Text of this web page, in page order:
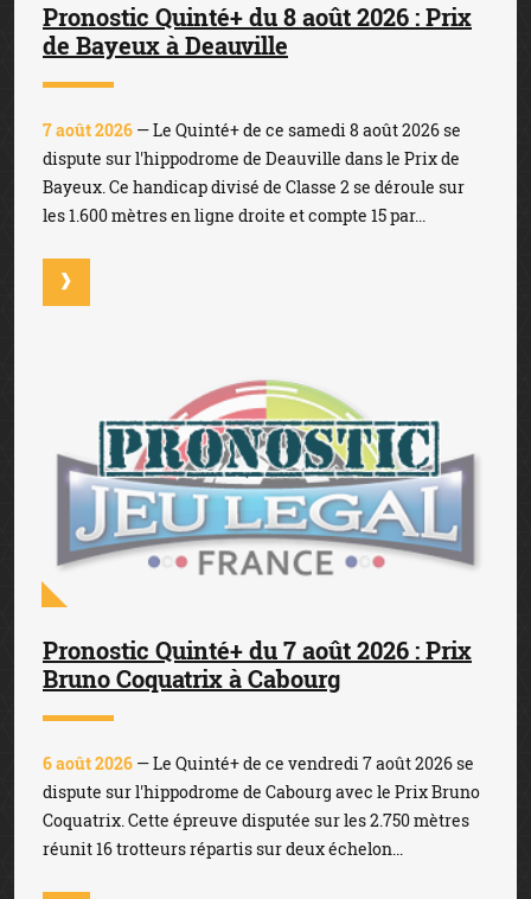
Pronostic Quinté+ du 8 août 2026 : Prix
de Bayeux à Deauville
7 août 2026 — Le Quinté+ de ce samedi 8 août 2026 se
dispute sur l'hippodrome de Deauville dans le Prix de
Bayeux. Ce handicap divisé de Classe 2 se déroule sur
les 1.600 mètres en ligne droite et compte 15 par...
Pronostic Quinté+ du 7 août 2026 : Prix
Bruno Coquatrix à Cabourg
6 août 2026 — Le Quinté+ de ce vendredi 7 août 2026 se
dispute sur l'hippodrome de Cabourg avec le Prix Bruno
Coquatrix. Cette épreuve disputée sur les 2.750 mètres
réunit 16 trotteurs répartis sur deux échelon...